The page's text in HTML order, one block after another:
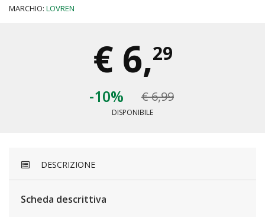
MARCHIO: LOVREN
€ 6,29
-10% € 6,99
DISPONIBILE
DESCRIZIONE
Scheda descrittiva